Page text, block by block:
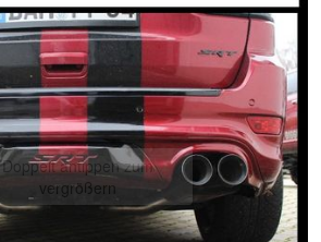
Doppelt antippen zum
vergrößern